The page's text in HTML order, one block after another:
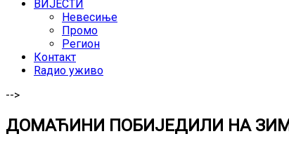
ВИЈЕСТИ
Невесиње
Промо
Регион
Контакт
Rадио уживо
-->
ДОМАЋИНИ ПОБИЈЕДИЛИ НА